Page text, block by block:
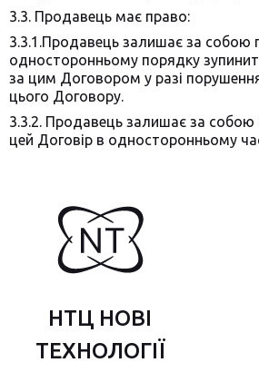
3.3. Продавець має право:
3.3.1.Продавець залишає за собою
односторонньому порядку
за цим Договором у разі
цього Договору.
3.3.2. Продавець залишає за собою
цей Договір в односторонньому
НТЦ НОВІ
ТЕХНОЛОГІЇ